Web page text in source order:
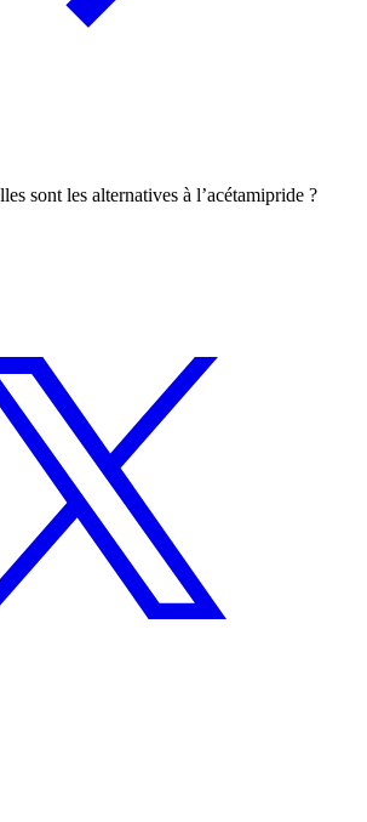
sont les alternatives à l’acétamipride ?